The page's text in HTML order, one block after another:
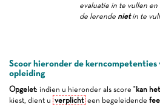
evaluatie in te vullen
de lerende nietin te
Scoor hieronder de kerncompetenties
opleiding
Opgelet: indien u hieronder als score "kan
kiest, dient u verplicht een begeleidende